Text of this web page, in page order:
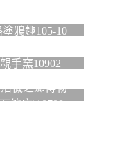
鴉趣105-10
手窯10902
襪之鄉博物
總店)10708